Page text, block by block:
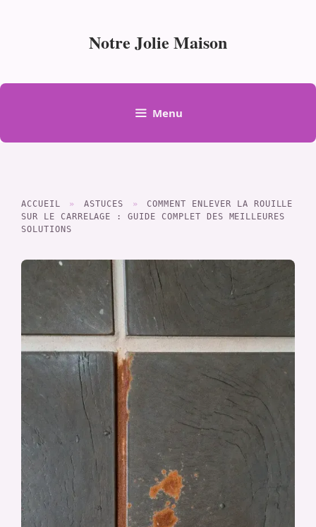
Notre Jolie Maison
Menu
ACCUEIL » ASTUCES »
COMMENT ENLEVER LA ROUILLE
SUR LE CARRELAGE : GUIDE COMPLET DES MEILLEURES
SOLUTIONS